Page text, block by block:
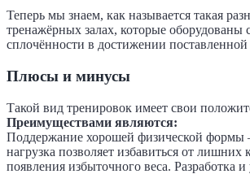
Теперь мы знаем, как называется такая
тренажёрных залах, которые
сплочённости в достижении поставленной
Плюсы и минусы
Такой вид тренировок имеет свои
Преимуществами являются:
Поддержание хорошей физической
нагрузка позволяет избавиться от
появления избыточного веса. Разработка